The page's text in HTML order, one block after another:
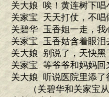
关大娘 唉！黄连树下唱
关家宝 天天打仗，不唱
关碧华 玉香姐一走，我
关家宝 玉香姑含着眼泪
关大娘 别说了，天快黑
关家宝 等爷爷和妈妈回
关大娘 听说医院里添了
（关碧华和关家宝从